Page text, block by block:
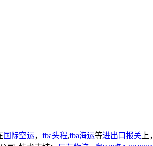
国际空运， fba头程,fba海运等进出口报关